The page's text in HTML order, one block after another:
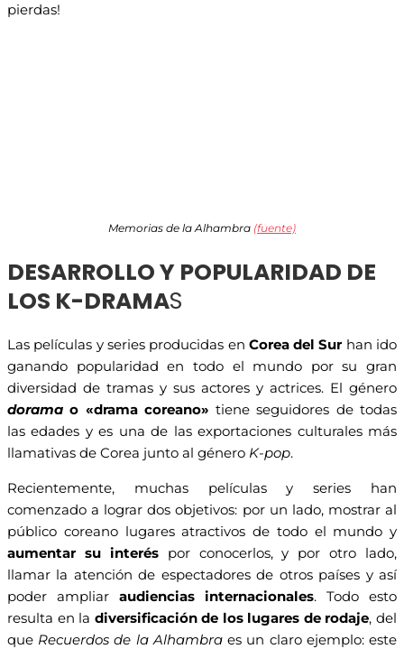
pierdas!
Memorias de la Alhambra (fuente)
DESARROLLO Y POPULARIDAD DE
LOS K-DRAMAS
Las películas y series producidas en Corea del Surhan ido
ganando popularidad en todo el mundo por su gran
diversidad de tramas y sus actores y actrices. El género
dorama o «drama coreano» tiene seguidores de todas
las edades y es una de las exportaciones culturales más
llamativas de Corea junto al género K-pop.
Recientemente, muchas películas y series han
comenzado a lograr dos objetivos: por un lado, mostrar al
público coreano lugares atractivos de todo el mundo y
aumentar su interéspor conocerlos, y por otro lado,
llamar la atención de espectadores de otros países y así
poder ampliar audiencias internacionales. Todo esto
resulta en la diversificación de los lugares de rodaje, del
que Recuerdos de la Alhambraes un claro ejemplo: este